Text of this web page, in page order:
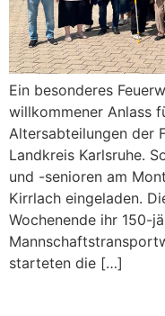
Ein besonderes
willkommener Anlass
Altersabteilungen der
Landkreis Karlsruhe.
und -senioren am
Kirrlach eingeladen.
Wochenende ihr 150-
starteten die […]